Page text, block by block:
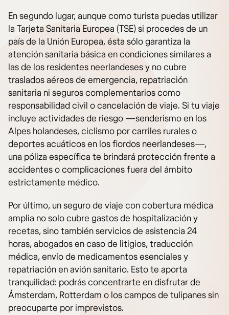
En segundo lugar, aunque como turista puedas utilizar
la Tarjeta Sanitaria Europea (TSE) si procedes de un
país de la Unión Europea, ésta sólo garantiza la
atención sanitaria básica en condiciones similares a
las de los residentes neerlandeses y no cubre
traslados aéreos de emergencia, repatriación
sanitaria ni seguros complementarios como
responsabilidad civil o cancelación de viaje. Si tu viaje
incluye actividades de riesgo —senderismo en los
Alpes holandeses, ciclismo por carriles rurales o
deportes acuáticos en los fiordos neerlandeses—,
una póliza específica te brindará protección frente a
accidentes o complicaciones fuera del ámbito
estrictamente médico.
Por último, un seguro de viaje con cobertura médica
amplia no solo cubre gastos de hospitalización y
recetas, sino también servicios de asistencia 24
horas, abogados en caso de litigios, traducción
médica, envío de medicamentos esenciales y
repatriación en avión sanitario. Esto te aporta
tranquilidad: podrás concentrarte en disfrutar de
Ámsterdam, Rotterdam o los campos de tulipanes sin
preocuparte por imprevistos.